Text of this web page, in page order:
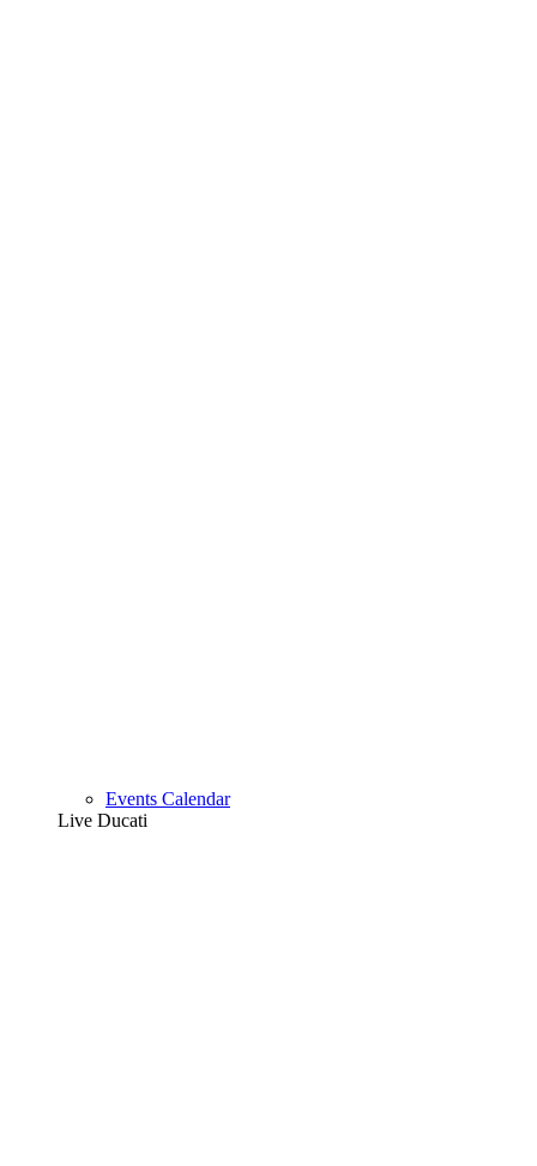
Events Calendar
Live Ducati